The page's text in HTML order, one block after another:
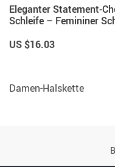
Eleganter Statement-
Schleife – Femininer
US $16.03
Damen-Halskette